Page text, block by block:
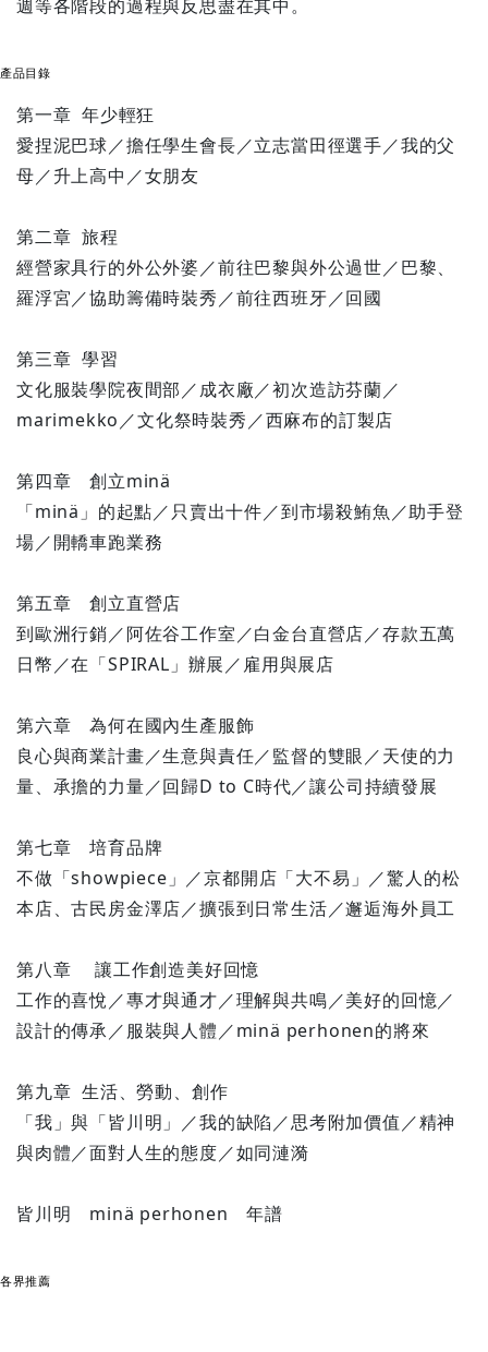
週等各階段的過程與反思盡在其中。
產品目錄
第一章 年少輕狂
愛捏泥巴球／擔任學生會長／立志當田徑選手／我的父
母／升上高中／女朋友
第二章 旅程
經營家具行的外公外婆／前往巴黎與外公過世／巴黎、
羅浮宮／協助籌備時裝秀／前往西班牙／回國
第三章 學習
文化服裝學院夜間部／成衣廠／初次造訪芬蘭／
marimekko／文化祭時裝秀／西麻布的訂製店
第四章 創立minä
「minä」的起點／只賣出十件／到市場殺鮪魚／助手登
場／開轎車跑業務
第五章 創立直營店
到歐洲行銷／阿佐谷工作室／白金台直營店／存款五萬
日幣／在「SPIRAL」辦展／雇用與展店
第六章 為何在國內生產服飾
良心與商業計畫／生意與責任／監督的雙眼／天使的力
量、承擔的力量／回歸D to C時代／讓公司持續發展
第七章 培育品牌
不做「showpiece」／京都開店「大不易」／驚人的松
本店、古民房金澤店／擴張到日常生活／邂逅海外員工
第八章 讓工作創造美好回憶
工作的喜悅／專才與通才／理解與共鳴／美好的回憶／
設計的傳承／服裝與人體／minä perhonen的將來
第九章 生活、勞動、創作
「我」與「皆川明」／我的缺陷／思考附加價值／精神
與肉體／面對人生的態度／如同漣漪
皆川明 minä perhonen 年譜
各界推薦